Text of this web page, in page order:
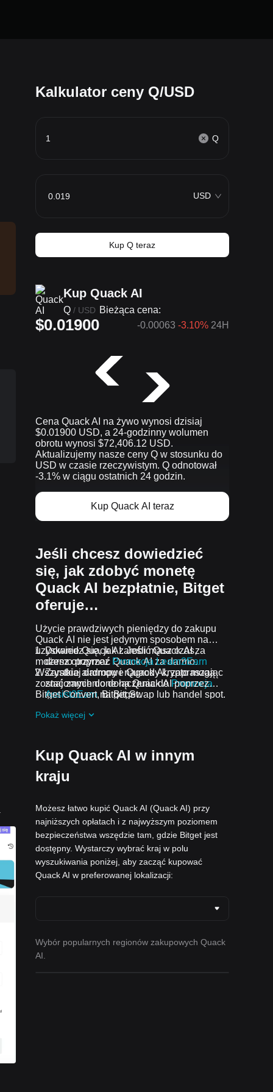
Kalkulator ceny Q/USD
Q
USD
Kup Q teraz
Kup Quack AI
Q / USD Bieżąca cena:
$0.01900 -0.00063 -3.10% 24H
Cena Quack AI na żywo wynosi dzisiaj
$0.01900 USD, a 24-godzinny wolumen
obrotu wynosi $72,406.12 USD.
Aktualizujemy nasze ceny Q w stosunku do
USD w czasie rzeczywistym. Q odnotował
-3.1% w ciągu ostatnich 24 godzin.
Kup Quack AI teraz
Jeśli chcesz dowiedzieć
się, jak zdobyć monetę
Quack AI bezpłatnie, Bitget
oferuje…
Użycie prawdziwych pieniędzy do zakupu
Quack AI nie jest jedynym sposobem na
uzyskanie Quack AI. Jeśli masz czas,
możesz otrzymać Quack AI za darmo.
Dowiedz się, jak zarobić Quack AI za
darmo poprzez Promocja Learn2Earn
Zarabiaj darmowe Quack AI, zapraszając
znajomych do dołączenia do Promocja
Assist2Earnna Bitget.
dołączając do
Wszystkie airdropy i nagrody krypto mogą
zostać zamienione na Quack AI poprzez
Bitget Convert, Bitget Swap lub handel spot.
Pokaż więcej
Kup Quack AI w innym
kraju
Możesz łatwo kupić Quack AI (Quack AI) przy
najniższych opłatach i z najwyższym poziomem
bezpieczeństwa wszędzie tam, gdzie Bitget jest
dostępny. Wystarczy wybrać kraj w polu
wyszukiwania poniżej, aby zacząć kupować
Quack AI w preferowanej lokalizacji:
Wybór popularnych regionów zakupowych Quack
AI.